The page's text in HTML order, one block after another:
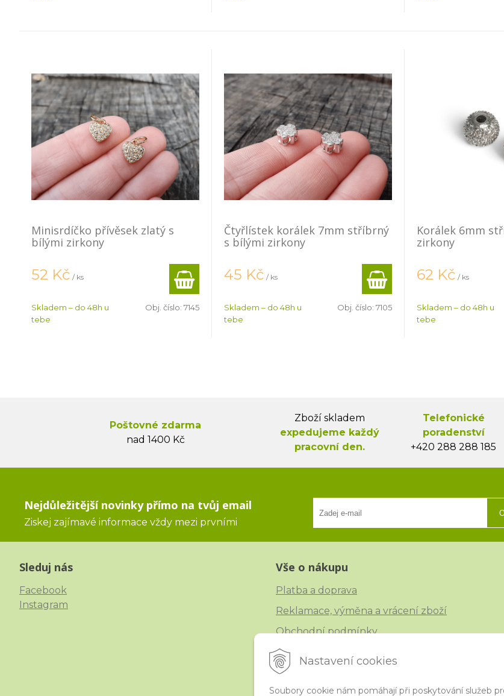
Nastavení cookies
Soubory cookie nám pomáhají při poskytování služeb
Minisrdíčko přívěsek zlatý s
bílými zirkony
52 Kč / ks
Skladem – do 48h u
tebe
Obj. číslo: 7145
Čtyřlístek korálek 7mm stříbrný
s bílými zirkony
45 Kč / ks
Skladem – do 48h u
tebe
Obj. číslo: 7105
Korálek 6mm
zirkony
62 Kč / ks
Skladem – do 48h u
tebe
Poštovné zdarma
nad 1400 Kč
Zboží skladem
expedujeme každý
pracovní den.
Telefonické
poradenství
+420 288 288 185
Nejdůležitější novinky přímo na tvůj email
Ziskej zajímavé informace vždy mezi prvními
Sleduj nás
Facebook
Instagram
Vše o nákupu
Platba a doprava
Reklamace, výměna a vrácení zboží
Obchodní podmínky
Ochrana osobních údajů